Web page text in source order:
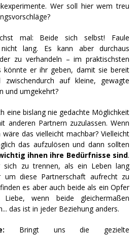
Wer soll hier wem treu
mal: Beide sich selbst! Faule
lang. Es kann aber durchaus
zu verhandeln – im praktischsten
könnte er ihr geben, damit sie bereit
auf kleine, gewagte
und umgekehrt?
eine bislang nie gedachte Möglichkeit
anderen Partnern zuzulassen. Wenn
das vielleicht machbar? Vielleicht
das aufzulösen und dann sollten
ihnen ihre Bedürfnisse sind.
sich zu trennen, als ein Leben lang
um diese Partnerschaft aufrecht zu
es aber auch beide als ein Opfer
wenn beide gleichermaßen
das ist in jeder Beziehung anders.
Bringt uns die gezielte